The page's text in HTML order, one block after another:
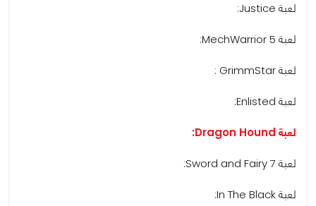
لعبة Justice:
لعبة MechWarrior 5:
لعبة GrimmStar :
لعبة Enlisted:
لعبة Dragon Hound:
لعبة Sword and Fairy 7:
لعبة In The Black: